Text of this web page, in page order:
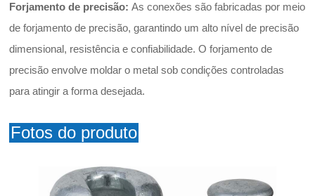
Forjamento de precisão:As conexões são fabricadas por meio
de forjamento de precisão, garantindo um alto nível de precisão
dimensional, resistência e confiabilidade. O forjamento de
precisão envolve moldar o metal sob condições controladas
para atingir a forma desejada.
Fotos do produto